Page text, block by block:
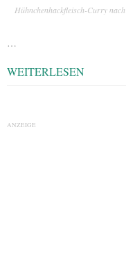
Hühnchenhackfleisch-Curry
…
WEITERLESEN
ANZEIGE